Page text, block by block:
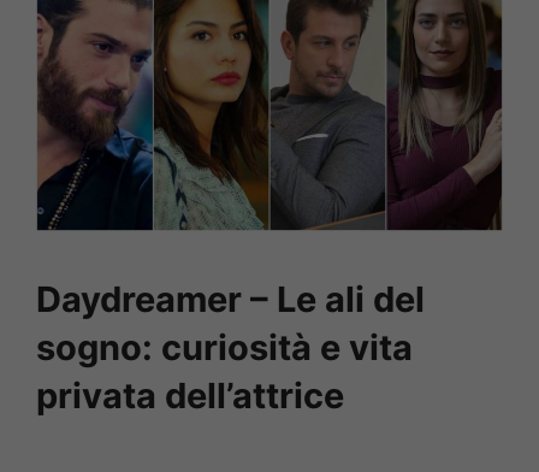
Daydreamer – Le ali del
sogno: curiosità e vita
privata dell’attrice